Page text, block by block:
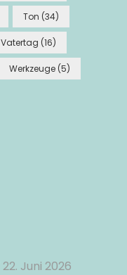
Ton (34)
Vatertag (16)
Werkzeuge (5)
22. Juni 2026